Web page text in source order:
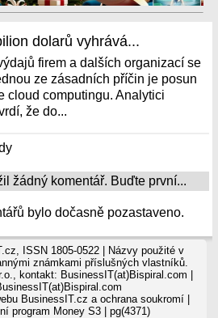
dolarů vyhrává...
firem a dalších organizací se
ze zásadních příčin je posun
cloud computingu. Analytici
že do...
žádný komentář. Buďte první...
bylo dočasně pozastaveno.
ISSN 1805-0522 | Názvy použité v
známkami příslušných vlastníků.
kontakt: BusinessIT(at)Bispiral.com |
BusinessIT.cz a ochrana soukromí|
program Money S3 | pg(4371)